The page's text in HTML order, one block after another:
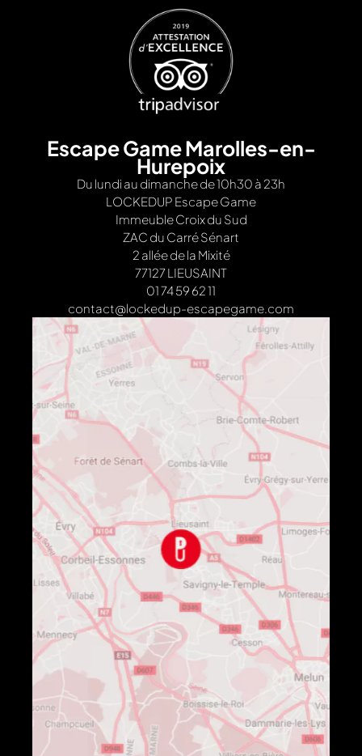
Escape Game Marolles-en-
Hurepoix
Du lundi au dimanche de 10h30 à 23h
LOCKEDUP Escape Game
Immeuble Croix du Sud
ZAC du Carré Sénart
2 allée de la Mixité
77127 LIEUSAINT
01 74 59 62 11
contact@lockedup-escapegame.com